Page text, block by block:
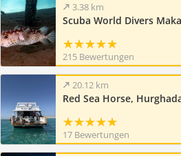
3.38 km
Scuba World Divers
215 Bewertungen
20.12 km
Red Sea Horse,
17 Bewertungen